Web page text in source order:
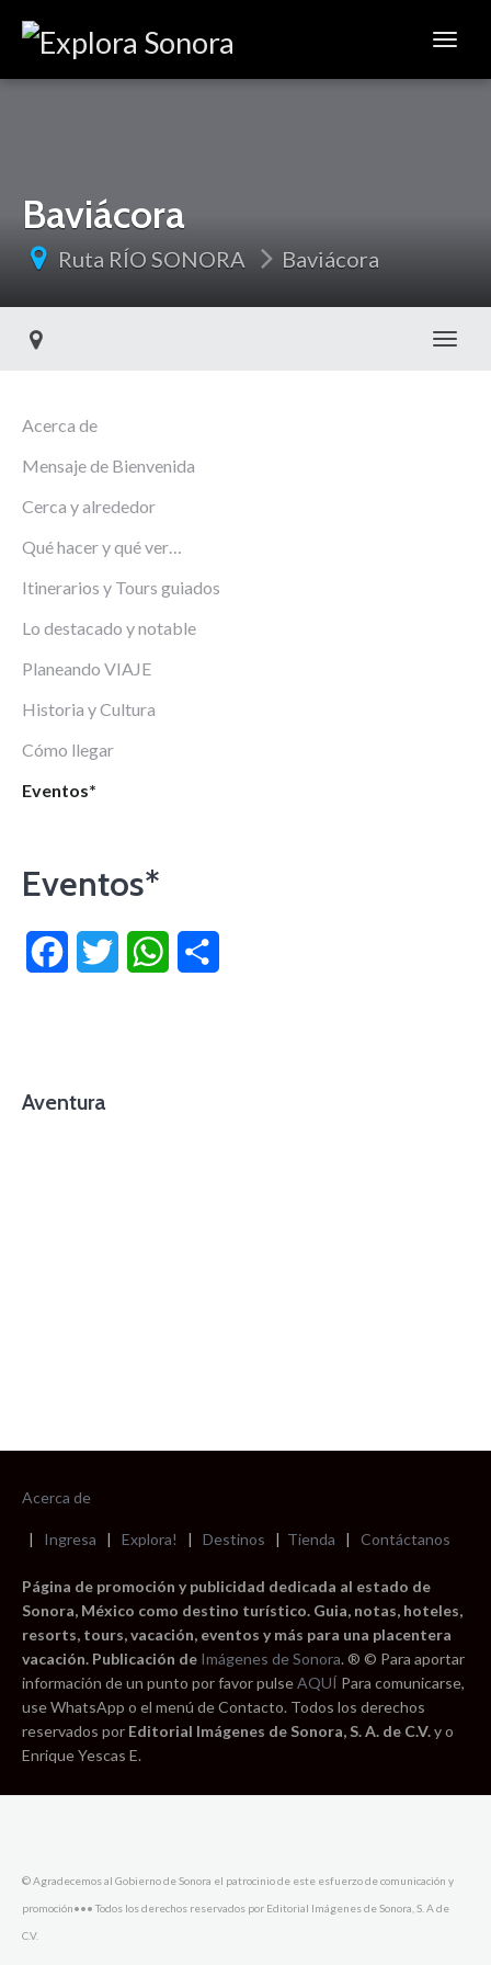
Baviácora
Ruta RÍO SONORA Baviácora
Acerca de
Mensaje de Bienvenida
Cerca y alrededor
Qué hacer y qué ver…
Itinerarios y Tours guiados
Lo destacado y notable
Planeando VIAJE
Historia y Cultura
Cómo llegar
Eventos*
Eventos*
FacebookTwitter WhatsApp
Aventura
Acerca de
| Ingresa | Explora! | Destinos | Tienda | Contáctanos
Página de promoción y publicidad dedicada al estado de
Sonora, México como destino turístico. Guia, notas, hoteles,
resorts, tours, vacación, eventos y más para una placentera
vacación. Publicación de Imágenes de Sonora. ® © Para aportar
información de un punto por favor pulseAQUÍ Para comunicarse,
use WhatsApp o el menú de Contacto. Todos los derechos
reservados por Editorial Imágenes de Sonora, S. A. de C.V.y o
Enrique Yescas E.
© Agradecemos al Gobierno de Sonora el patrocinio de este esfuerzo de comunicación y
promoción••• Todos los derechos reservados por Editorial Imágenes de Sonora, S. A de
C.V.